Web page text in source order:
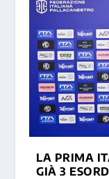
LA PRIMA
GIÀ 3